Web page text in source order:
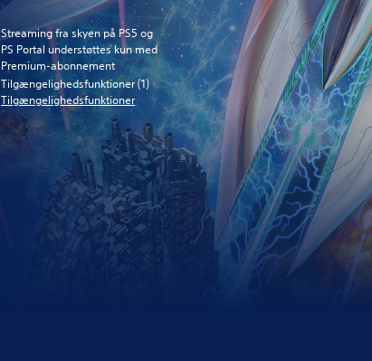
Streaming fra skyen på PS5 og
PS Portal understøttes kun med
Premium-abonnement
Tilgængelighedsfunktioner (1)
Tilgængelighedsfunktioner